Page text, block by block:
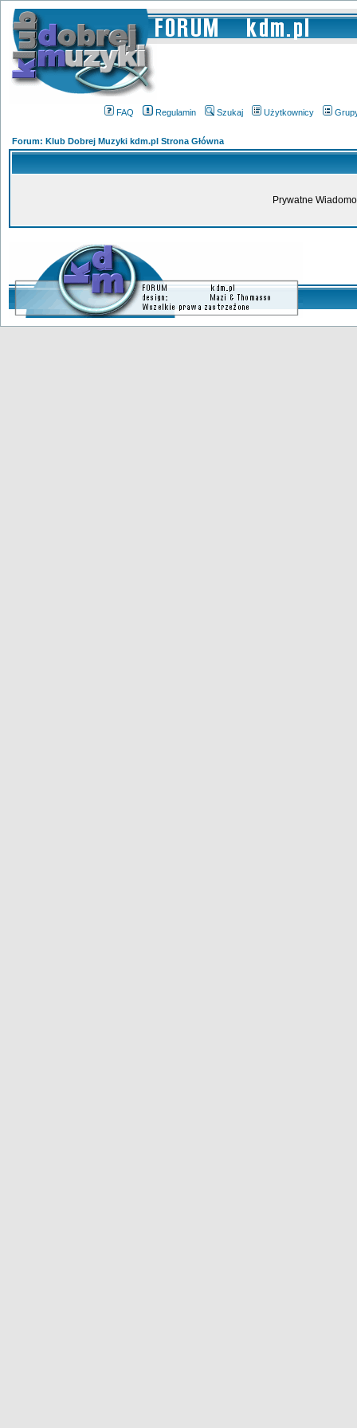
FAQ Regulamin Szukaj Użytkownicy
Forum: Klub Dobrej Muzyki kdm.pl Strona Główna
Prywatne